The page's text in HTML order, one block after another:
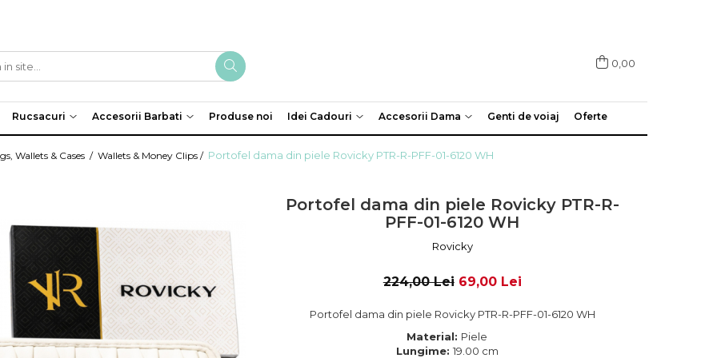
0,00
Rucsacuri Accesorii Barbati Produse noi Idei Cadouri Accesorii Dama Genti de voiaj Oferte
Wallets & Cases / Wallets & Money Clips / Portofel dama din piele Rovicky PTR-R-PFF-01-6120 WH
Portofel dama din piele Rovicky PTR-R-
PFF-01-6120 WH
Rovicky
224,00 Lei 69,00 Lei
Portofel dama din piele Rovicky PTR-R-PFF-01-6120 WH
Material: Piele
Lungime: 19.00 cm